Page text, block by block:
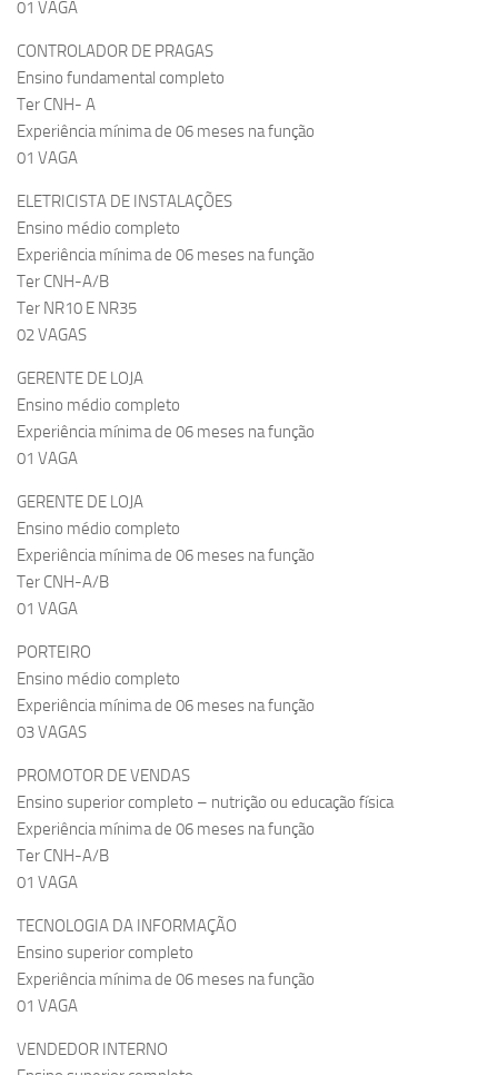
01 VAGA
CONTROLADOR DE PRAGAS
Ensino fundamental completo
Ter CNH- A
Experiência mínima de 06 meses na função
01 VAGA
ELETRICISTA DE INSTALAÇÕES
Ensino médio completo
Experiência mínima de 06 meses na função
Ter CNH-A/B
Ter NR10 E NR35
02 VAGAS
GERENTE DE LOJA
Ensino médio completo
Experiência mínima de 06 meses na função
01 VAGA
GERENTE DE LOJA
Ensino médio completo
Experiência mínima de 06 meses na função
Ter CNH-A/B
01 VAGA
PORTEIRO
Ensino médio completo
Experiência mínima de 06 meses na função
03 VAGAS
PROMOTOR DE VENDAS
Ensino superior completo – nutrição ou educação física
Experiência mínima de 06 meses na função
Ter CNH-A/B
01 VAGA
TECNOLOGIA DA INFORMAÇÃO
Ensino superior completo
Experiência mínima de 06 meses na função
01 VAGA
VENDEDOR INTERNO